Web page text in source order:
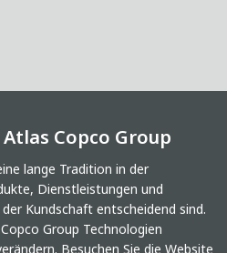
Copco Group
lange Tradition in der
Dienstleistungen und
Kundschaft entscheidend sind.
Group Technologien
Besuchen Sie die Website